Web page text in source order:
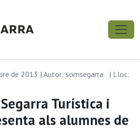
de 2013 | Autor: somsegarra
| Lloc:
Segarra Turística i
als alumnes de